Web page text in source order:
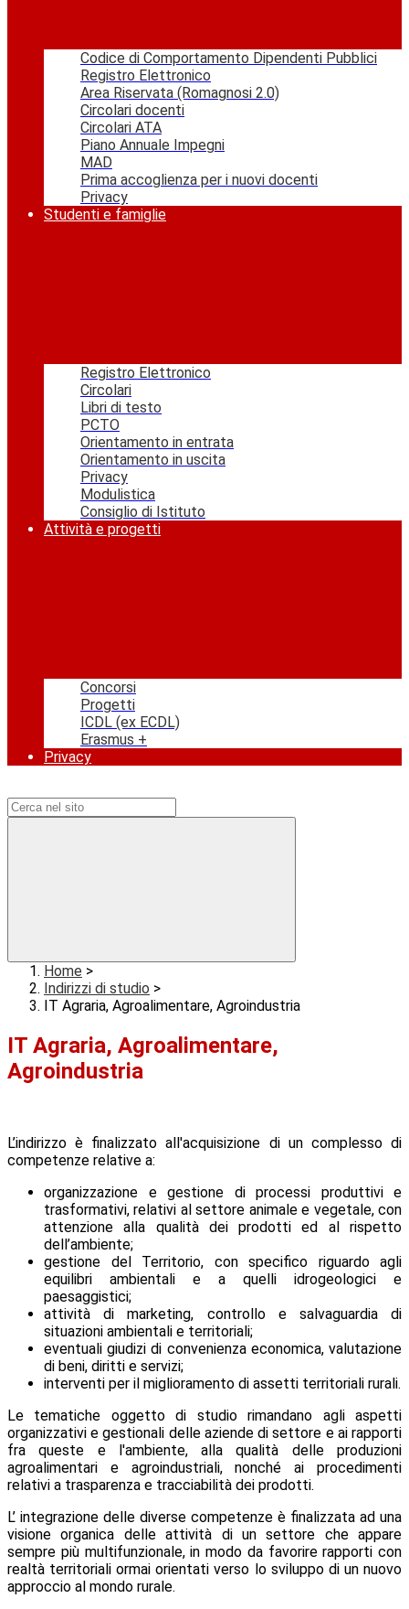
Codice di Comportamento Dipendenti Pubblici
Registro Elettronico
Area Riservata (Romagnosi 2.0)
Circolari docenti
Circolari ATA
Piano Annuale Impegni
MAD
Prima accoglienza per i nuovi docenti
Privacy
Studenti e famiglie
Registro Elettronico
Circolari
Libri di testo
PCTO
Orientamento in entrata
Orientamento in uscita
Privacy
Modulistica
Consiglio di Istituto
Attività e progetti
Concorsi
Progetti
ICDL (ex ECDL)
Erasmus +
Privacy
Home >
Indirizzi di studio >
IT Agraria, Agroalimentare, Agroindustria
IT Agraria, Agroalimentare,
Agroindustria
L’indirizzo è finalizzato all'acquisizione di un complesso di
competenze relative a:
organizzazione e gestione di processi produttivi e
trasformativi, relativi al settore animale e vegetale, con
attenzione alla qualità dei prodotti ed al rispetto
dell’ambiente;
gestione del Territorio, con specifico riguardo agli
equilibri ambientali e a quelli idrogeologici e
paesaggistici;
attività di marketing, controllo e salvaguardia di
situazioni ambientali e territoriali;
eventuali giudizi di convenienza economica, valutazione
di beni, diritti e servizi;
interventi per il miglioramento di assetti territoriali rurali.
Le tematiche oggetto di studio rimandano agli aspetti
organizzativi e gestionali delle aziende di settore e ai rapporti
fra queste e l'ambiente, alla qualità delle produzioni
agroalimentari e agroindustriali, nonché ai procedimenti
relativi a trasparenza e tracciabilità dei prodotti.
L’ integrazione delle diverse competenze è finalizzata ad una
visione organica delle attività di un settore che appare
sempre più multifunzionale, in modo da favorire rapporti con
realtà territoriali ormai orientati verso lo sviluppo di un nuovo
approccio al mondo rurale.